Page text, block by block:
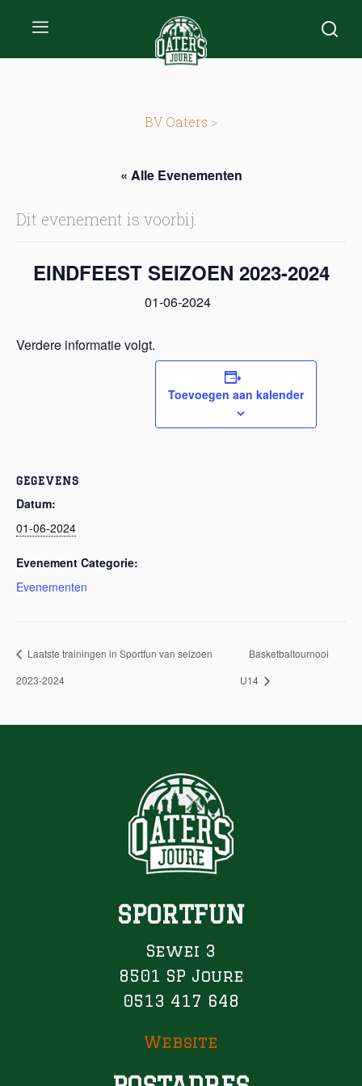
BV Oaters >
« Alle Evenementen
Dit evenement is voorbij.
EINDFEEST SEIZOEN 2023-2024
01-06-2024
Verdere informatie volgt.
Toevoegen aan kalender
GEGEVENS
Datum:
01-06-2024
Evenement Categorie:
Evenementen
Laatste trainingen in Sportfun van seizoen
2023-2024
Basketbaltournooi
U14
SPORTFUN
Sewei 3
8501 SP Joure
0513 417 648
Website